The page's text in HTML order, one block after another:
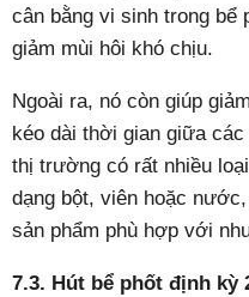
cân bằng vi sinh trong bể
giảm mùi hôi khó chịu.
Ngoài ra, nó còn giúp
kéo dài thời gian giữa
thị trường có rất nhiều
dạng bột, viên hoặc
sản phẩm phù hợp với
7.3. Hút bể phốt định kỳ